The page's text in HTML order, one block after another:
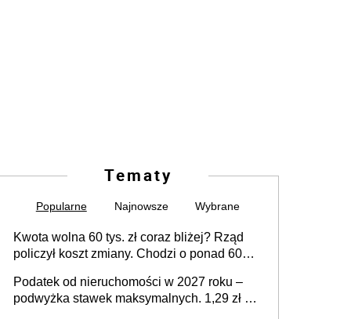
Tematy
Popularne Najnowsze Wybrane
Kwota wolna 60 tys. zł coraz bliżej? Rząd
policzył koszt zmiany. Chodzi o ponad 60
Podatek od nieruchomości w 2027 roku –
podwyżka stawek maksymalnych. 1,29 zł za